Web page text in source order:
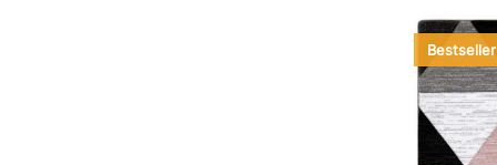
Bestseller